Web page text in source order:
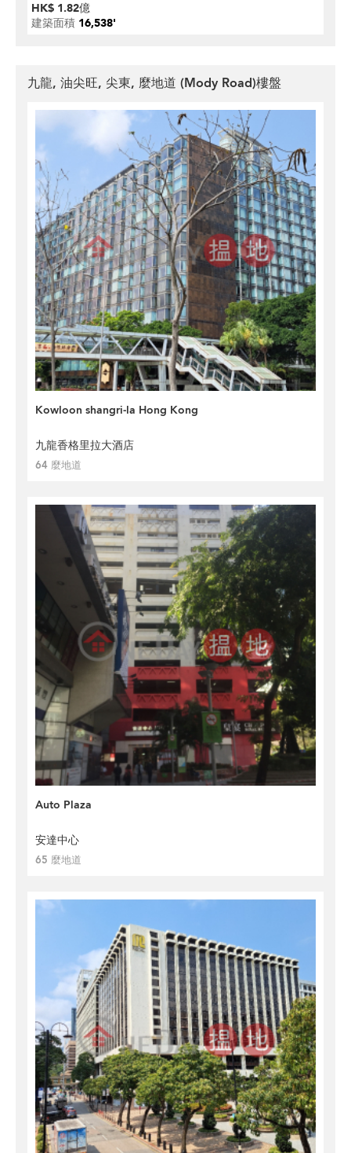
HK$ 1.82億
建築面積 16,538'
九龍, 油尖旺, 尖東, 麼地道 (Mody Road)樓盤
Kowloon shangri-la Hong Kong
九龍香格里拉大酒店
64 麼地道
Auto Plaza
安達中心
65 麼地道